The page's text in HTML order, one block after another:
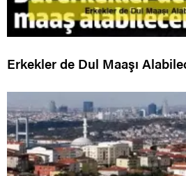
Erkekler de Dul Maaşı